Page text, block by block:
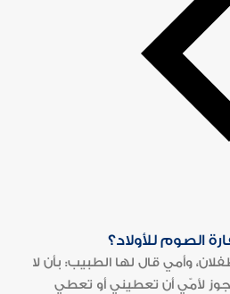
الصوم للأولاد؟
وأمي قال لها الطبيب: بأن لا
لأمّي أن تعطيني أو تعطي